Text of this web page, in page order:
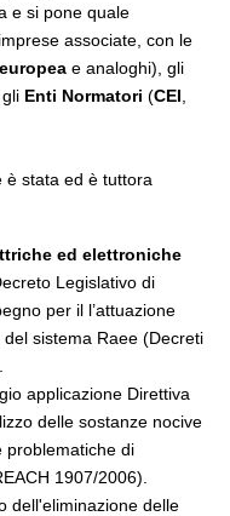
e si pone quale
associate, con le
e analoghi), gli
Enti Normatori (CEI
è stata ed è tuttora
ed elettroniche
Legislativo di
per il l’attuazione
sistema Raee (Decreti
applicazione Direttiva
delle sostanze nocive
problematiche di
1907/2006).
dell'eliminazione delle